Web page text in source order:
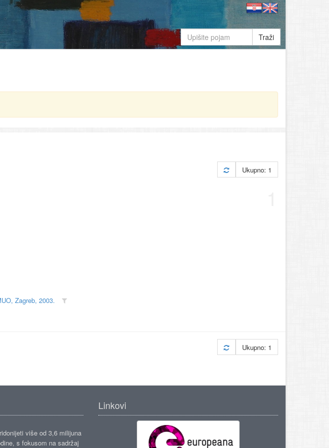
Traži
Ukupno: 1
Zagreb, 2003.
Ukupno: 1
više od 3,6 milijuna
s fokusom na sadržaj
Linkovi